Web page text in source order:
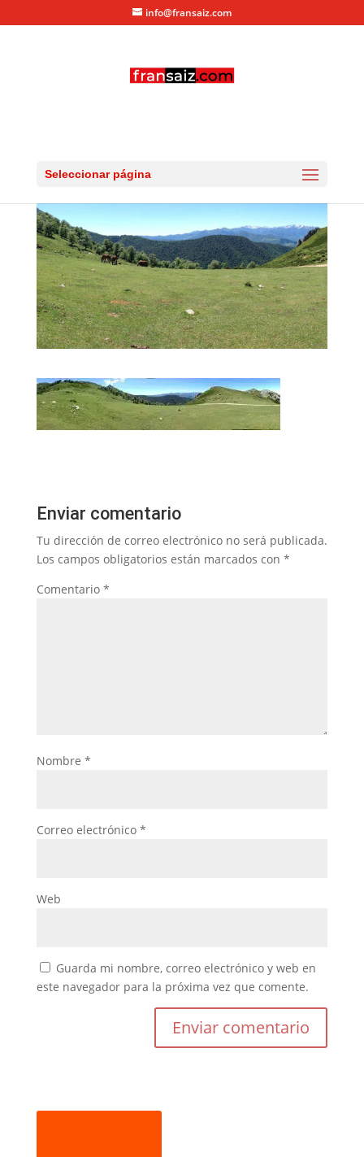
info@fransaiz.com
Seleccionar página
Enviar comentario
Tu dirección de correo electrónico no será publicada.
Los campos obligatorios están marcados con *
Comentario *
Nombre *
Correo electrónico *
Web
Guarda mi nombre, correo electrónico y web en
este navegador para la próxima vez que comente.